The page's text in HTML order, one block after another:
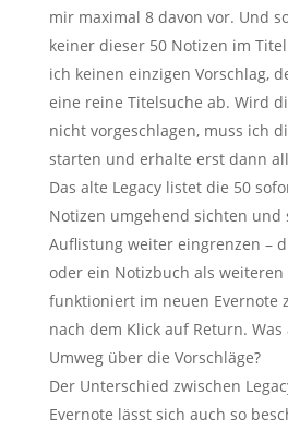
mir maximal 8 davon vor. Und
keiner dieser 50 Notizen im
ich keinen einzigen Vorschlag,
eine reine Titelsuche ab. Wird
nicht vorgeschlagen, muss ich
starten und erhalte erst dann
Das alte Legacy listet die 50
Notizen umgehend sichten und
Auflistung weiter eingrenzen –
oder ein Notizbuch als weiteren
funktioniert im neuen Evernote
nach dem Klick auf Return.
Umweg über die Vorschläge?
Der Unterschied zwischen
Evernote lässt sich auch so